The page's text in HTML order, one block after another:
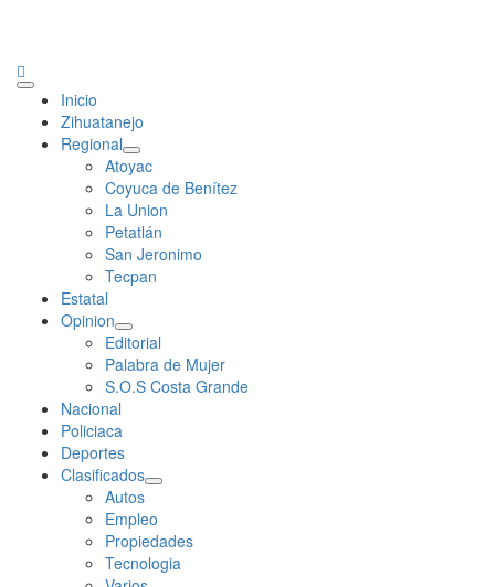
Primary
Menu
Inicio
Zihuatanejo
Regional
Atoyac
Coyuca de Benítez
La Union
Petatlán
San Jeronimo
Tecpan
Estatal
Opinion
Editorial
Palabra de Mujer
S.O.S Costa Grande
Nacional
Policiaca
Deportes
Clasificados
Autos
Empleo
Propiedades
Tecnologia